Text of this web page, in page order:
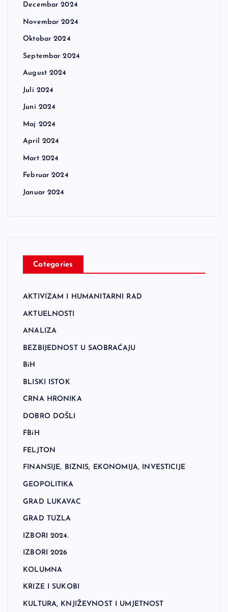
Decembar 2024
Novembar 2024
Oktobar 2024
Septembar 2024
August 2024
Juli 2024
Juni 2024
Maj 2024
April 2024
Mart 2024
Februar 2024
Januar 2024
Categories
AKTIVIZAM I HUMANITARNI RAD
AKTUELNOSTI
ANALIZA
BEZBIJEDNOST U SAOBRAĆAJU
BiH
BLISKI ISTOK
CRNA HRONIKA
DOBRO DOŠLI
FBiH
FELJTON
FINANSIJE, BIZNIS, EKONOMIJA, INVESTICIJE
GEOPOLITIKA
GRAD LUKAVAC
GRAD TUZLA
IZBORI 2024.
IZBORI 2026
KOLUMNA
KRIZE I SUKOBI
KULTURA, KNJIŽEVNOST I UMJETNOST